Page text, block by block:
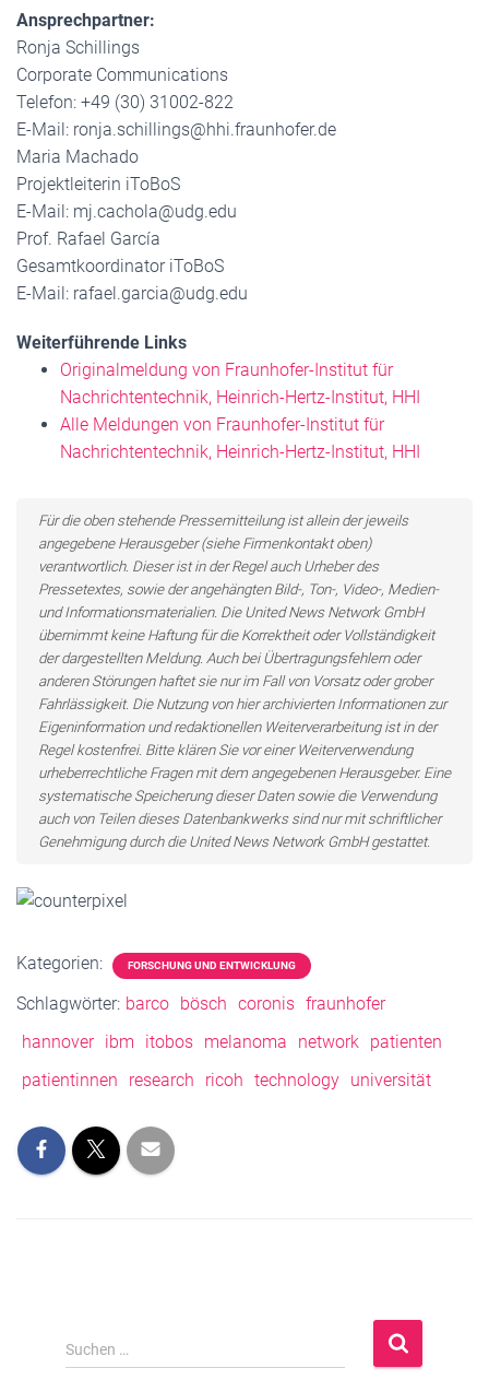
Ansprechpartner:
Ronja Schillings
Corporate Communications
Telefon: +49 (30) 31002-822
E-Mail: ronja.schillings@hhi.fraunhofer.de
Maria Machado
Projektleiterin iToBoS
E-Mail: mj.cachola@udg.edu
Prof. Rafael García
Gesamtkoordinator iToBoS
E-Mail: rafael.garcia@udg.edu
Weiterführende Links
Originalmeldung von Fraunhofer-Institut für
Nachrichtentechnik, Heinrich-Hertz-Institut, HHI
Alle Meldungen von Fraunhofer-Institut für
Nachrichtentechnik, Heinrich-Hertz-Institut, HHI
Für die oben stehende Pressemitteilung ist allein der jeweils
angegebene Herausgeber (siehe Firmenkontakt oben)
verantwortlich. Dieser ist in der Regel auch Urheber des
Pressetextes, sowie der angehängten Bild-, Ton-, Video-, Medien-
und Informationsmaterialien. Die United News Network GmbH
übernimmt keine Haftung für die Korrektheit oder Vollständigkeit
der dargestellten Meldung. Auch bei Übertragungsfehlern oder
anderen Störungen haftet sie nur im Fall von Vorsatz oder grober
Fahrlässigkeit. Die Nutzung von hier archivierten Informationen zur
Eigeninformation und redaktionellen Weiterverarbeitung ist in der
Regel kostenfrei. Bitte klären Sie vor einer Weiterverwendung
urheberrechtliche Fragen mit dem angegebenen Herausgeber. Eine
systematische Speicherung dieser Daten sowie die Verwendung
auch von Teilen dieses Datenbankwerks sind nur mit schriftlicher
Genehmigung durch die United News Network GmbH gestattet.
Kategorien: FORSCHUNG UND ENTWICKLUNG
Schlagwörter: barco bösch coronis fraunhofer
hannover ibm itobos melanoma network patienten
patientinnen
research ricoh technology universität
S
u
Suchen …